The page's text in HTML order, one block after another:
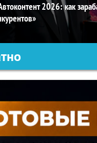
2026: как